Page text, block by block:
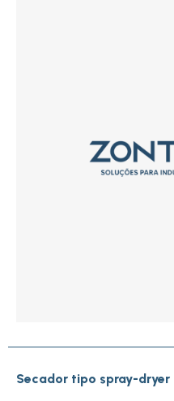
Secador tipo spray-dryer